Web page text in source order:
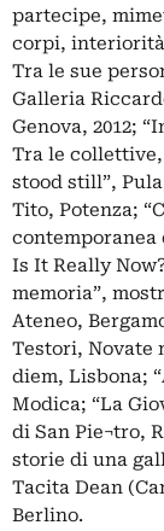
partecipe,
corpi,
Tra le sue
Galleria
Genova, 2012;
Tra le collettive,
stood still”,
Tito, Potenza;
contemporanea
Is It Really
memoria”,
Ateneo,
Testori, Novate
diem, Lisbona;
Modica; “La
di San Pie¬tro,
storie di una
Tacita Dean
Berlino.